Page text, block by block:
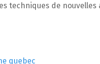
techniques de nouvelles
quebec